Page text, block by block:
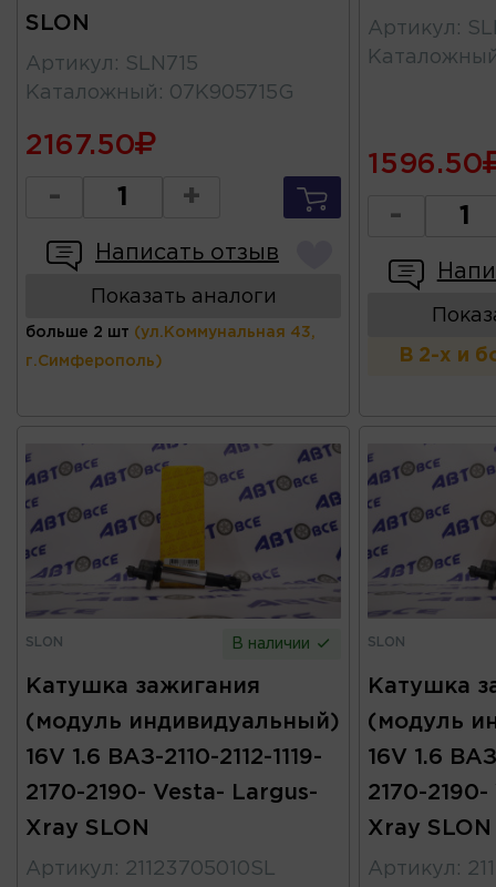
SLON
Артикул : SLN715
Каталожный : 07K905715G
2167.50
- +
Написать отзыв
Показать аналоги
больше 2 шт (ул.Коммунальная 43,
г.Симферополь)
Артикул :
1596.50
-
В 2-х и
SLON В наличии
Катушка зажигания
(модуль индивидуальный)
16V 1.6 ВАЗ-2110-2112-1119-
2170-2190- Vesta- Largus-
Xray SLON
Артикул : 21123705010SL
SLON
Катушка
(модуль
16V 1.6
2170-
Xray SLON
Артикул :